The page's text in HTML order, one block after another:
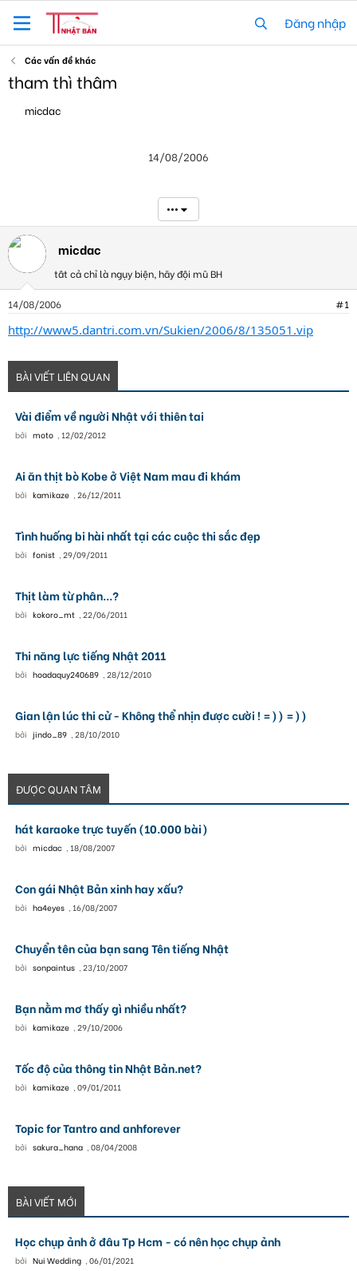
Đăng nhập
Các vấn đề khác
tham thì thâm
h
r
t
r
micdac
14/08/2006
•••
micdac
tât cả chỉ là ngụy biện, hãy đội mũ BH
14/08/2006 #1
http://www5.dantri.com.vn/Sukien/2006/8/135051.vip
BÀI VIẾT LIÊN QUAN
Vài điểm về người Nhật với thiên tai
bởi moto , 12/02/2012
Ai ăn thịt bò Kobe ở Việt Nam mau đi khám
bởi kamikaze , 26/12/2011
Tình huống bi hài nhất tại các cuộc thi sắc đẹp
bởi fonist , 29/09/2011
Thịt làm từ phân...?
bởi kokoro_mt , 22/06/2011
Thi năng lực tiếng Nhật 2011
bởi hoadaquy240689 , 28/12/2010
Gian lận lúc thi cử - Không thể nhịn được cười ! =)) =))
bởi jindo_89 , 28/10/2010
ĐƯỢC QUAN TÂM
hát karaoke trực tuyến (10.000 bài)
bởi micdac , 18/08/2007
Con gái Nhật Bản xinh hay xấu?
bởi ha4eyes , 16/08/2007
Chuyển tên của bạn sang Tên tiếng Nhật
bởi sonpaintus , 23/10/2007
Bạn nằm mơ thấy gì nhiều nhất?
bởi kamikaze , 29/10/2006
Tốc độ của thông tin Nhật Bản.net?
bởi kamikaze , 09/01/2011
Topic for Tantro and anhforever
bởi sakura_hana , 08/04/2008
BÀI VIẾT MỚI
Học chụp ảnh ở đâu Tp Hcm - có nên học chụp ảnh
bởi Nui Wedding , 06/01/2021